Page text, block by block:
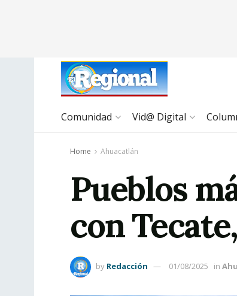
Comunidad Vid@ Digital
Home Ahuacatlán
Pueblos
con
by Redacción 01/08/2025 in